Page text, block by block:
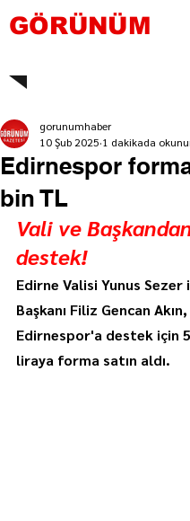
GÖRÜNÜM
Edirnespor
bin TL
gorunumhaber
10 Şub 2025 1 dakikada
Vali ve
destek!
Edirne Valisi Yunus Sezer
Başkanı Filiz Gencan Akın,
Edirnespor'a destek için
liraya forma satın aldı.